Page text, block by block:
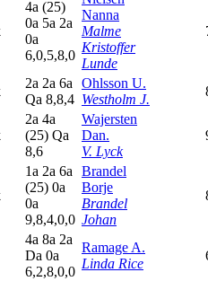
4a (25)
0a 5a 2a
0a
6,0,5,8,0
Nanna
Malme
Kristoffer
Lunde
2a 2a 6a
Qa 8,8,4
Ohlsson U.
Westholm J.
2a 4a
(25) Qa
8,6
Wajersten
Dan.
V. Lyck
1a 2a 6a
(25) 0a
0a
9,8,4,0,0
Brandel
Borje
Brandel
Johan
4a 8a 2a
Da 0a
6,2,8,0,0
Ramage A.
Linda Rice